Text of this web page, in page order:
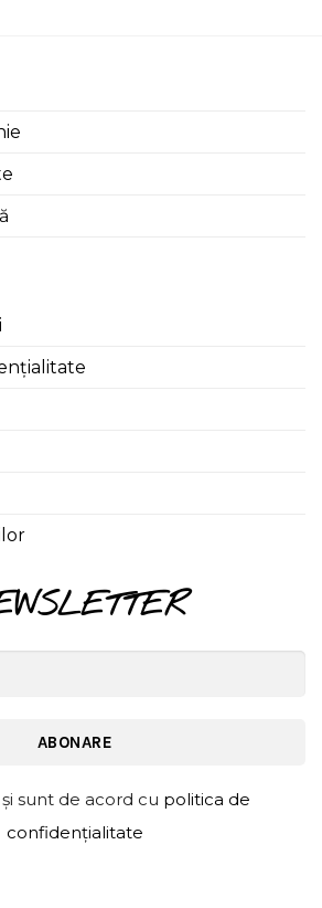
sunt de acord cu politica de
confidențialitate